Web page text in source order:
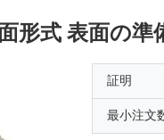
形式 表面の準
証明
最小注文